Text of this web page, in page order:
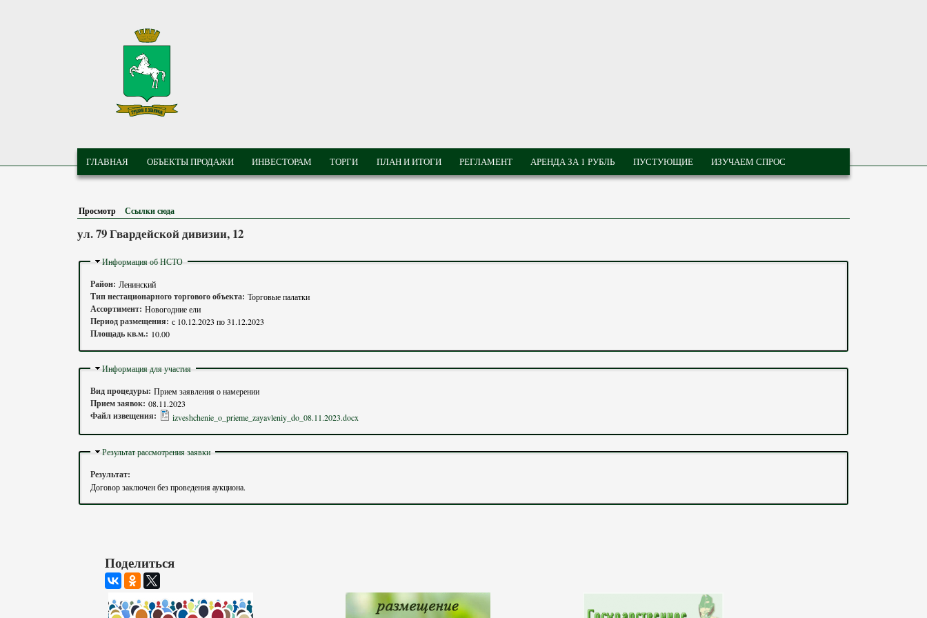
МУНИЦИПАЛЬНЫЕ
ТОРГИ ГОРОДА
ТОМСКА
ГЛАВНОЕ МЕНЮ
ГЛАВНАЯ ОБЪЕКТЫ ПРОДАЖИ ИНВЕСТОРАМ ТОРГИ ПЛАН И ИТОГИ РЕГЛАМЕНТ АРЕНДА ЗА 1 РУБЛЬ ПУСТУЮЩИЕ ИЗУЧАЕМ СПРОС
Просмотр (активная вкладка)
Ссылки сюда
ул. 79 Гвардейской дивизии, 12
Скрыть
Информация об НСТО
Район: Ленинский
Тип нестационарного торгового объекта: Торговые палатки
Ассортимент: Новогодние ели
Период размещения: с 10.12.2023 по31.12.2023
Площадь кв.м.: 10.00
Скрыть
Информация для участия
Вид процедуры: Прием заявления о намерении
Прием заявок: 08.11.2023
Файл извещения: izveshchenie_o_prieme_zayavleniy_do_08.11.2023.docx
Скрыть
Результат рассмотрения заявки
Результат:
Договор заключен без проведения аукциона.
Поделиться